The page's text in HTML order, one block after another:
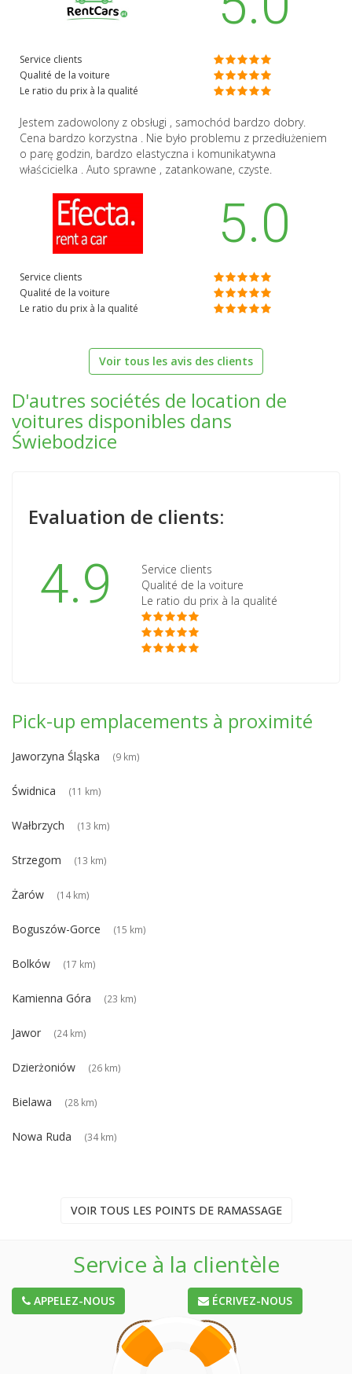
Service clients
Qualité de la voiture
Le ratio du prix à la qualité
Jestem zadowolony z obsługi , samochód bardzo dobry.
Cena bardzo korzystna . Nie było problemu z przedłużeniem
o parę godzin, bardzo elastyczna i komunikatywna
właścicielka . Auto sprawne , zatankowane, czyste.
5.0
Service clients
Qualité de la voiture
Le ratio du prix à la qualité
Voir tous les avis des clients
D'autres sociétés de location de
voitures disponibles dans
Świebodzice
Evaluation de clients:
4.9
Service clients
Qualité de la voiture
Le ratio du prix à la qualité
Pick-up emplacements à proximité
Jaworzyna Śląska (9 km)
Świdnica (11 km)
Wałbrzych (13 km)
Strzegom (13 km)
Żarów (14 km)
Boguszów-Gorce (15 km)
Bolków (17 km)
Kamienna Góra (23 km)
Jawor (24 km)
Dzierżoniów (26 km)
Bielawa (28 km)
Nowa Ruda (34 km)
VOIR TOUS LES POINTS DE RAMASSAGE
Service à la clientèle
APPELEZ-NOUS ÉCRIVEZ-NOUS